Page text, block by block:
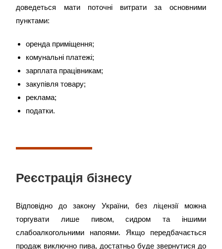
доведеться мати поточні витрати за основними
пунктами:
оренда приміщення;
комунальні платежі;
зарплата працівникам;
закупівля товару;
реклама;
податки.
Реєстрація бізнесу
Відповідно до закону України, без ліцензії можна
торгувати лише пивом, сидром та іншими
слабоалкогольними напоями. Якщо передбачається
продаж виключно пива, достатньо буде звернутися до